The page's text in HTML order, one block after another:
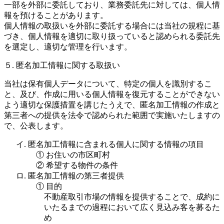
一部を外部に委託しており、業務委託先に対しては、個人情
報を預けることがあります。
個人情報の取扱いを外部に委託する場合には当社の規程に基
づき、個人情報を適切に取り扱っていると認められる委託先
を選定し、適切な管理を行います。
５. 匿名加工情報に関する取扱い
当社は保有個人データについて、特定の個人を識別するこ
と、及び、作成に用いる個人情報を復元することができない
よう適切な保護措置を講じたうえで、匿名加工情報の作成と
第三者への提供を法令で認められた範囲で実施いたしますの
で、公表します。
イ. 匿名加工情報に含まれる個人に関する情報の項目
① お住いの市区町村
② 希望する物件の条件
ロ. 匿名加工情報の第三者提供
① 目的
不動産取引市場の情報を提供することで、成約に
いたるまでの過程において広く見込み客を募るた
め